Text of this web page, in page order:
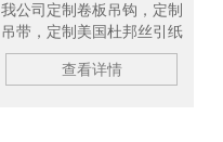
我公司定制卷板吊钩，定制
吊带，定制美国杜邦丝引纸
绳，现货供应吊钩，现货供
应钢板起重钳，定制钢丝
查看详情